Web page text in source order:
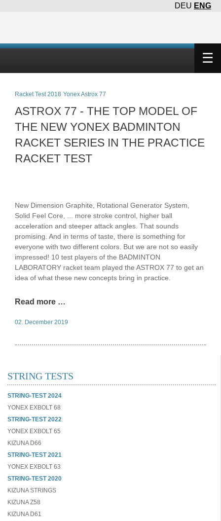
DEU ENG
☰
Racket Test 2018 Yonex Astrox 77
ASTROX 77 - THE TOP MODEL OF
THE NEW YONEX BADMINTON
RACKET SERIES IN THE PRACTICE
RACKET TEST
New Dimension Graphite, Rotational Generator System,
Solid Feel Core, ... more stroke control, higher ball
acceleration and steeper attack angles. That sounds
promising. And in terms of taste, there is something for
everyone with two different colors. But we are not so easily
impressed! 10 test players of the BADMINTON
LABORATORY racket team played the ASTROX 77 to get an
idea of what these new concepts bring in practice.
Read more …
02. December 2019
STRING TESTS
STRING-TEST 2024
YONEX EXBOLT 68
STRING-TEST 2022
YONEX EXBOLT 65
KIZUNA D66
STRING-TEST 2021
YONEX EXBOLT 63
STRING-TEST 2020
KIZUNA STRINGS
KIZUNA Z58
KIZUNA D61